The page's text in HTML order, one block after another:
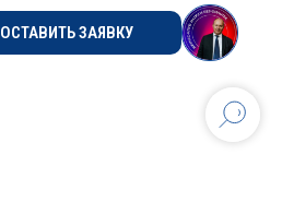
ОСТАВИТЬ ЗАЯВКУ